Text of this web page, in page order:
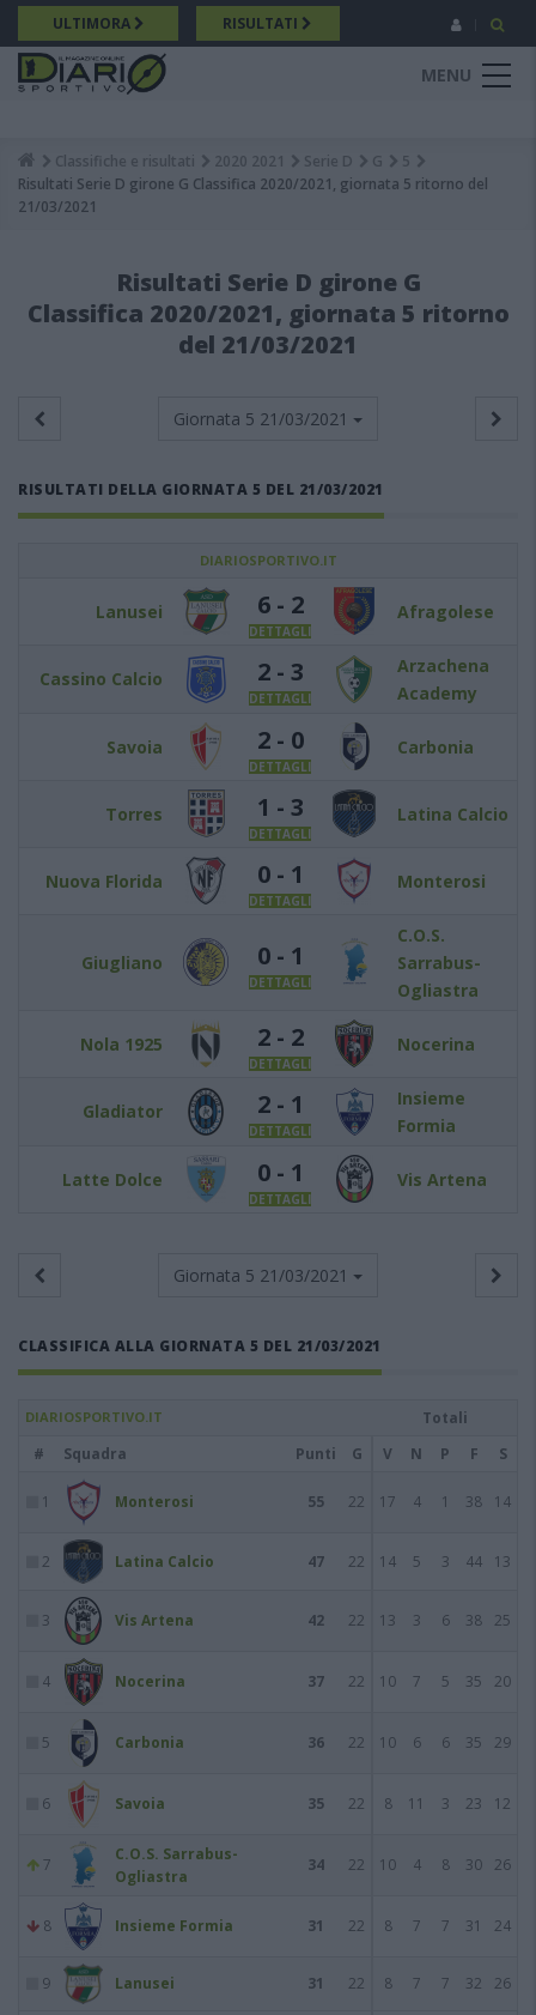
Salta
al
contenuto
principale
ULTIMORA RISULTATI
MENU
Breadcrumb
Classifiche e risultati 2020 2021 Serie D G
5
Risultati Serie D girone G Classifica 2020/2021, giornata 5 ritorno del
21/03/2021
Risultati Serie D girone G
Classifica 2020/2021, giornata 5 ritorno
del 21/03/2021
Giornata 5 21/03/2021
RISULTATI DELLA GIORNATA 5 DEL 21/03/2021
DIARIOSPORTIVO.IT
Lanusei 6 - 2
DETTAGLI
Afragolese
Cassino Calcio 2 - 3
DETTAGLI
Arzachena
Academy
Savoia 2 - 0
DETTAGLI
Carbonia
Torres 1 - 3
DETTAGLI
Latina Calcio
Nuova Florida 0 - 1
DETTAGLI
Monterosi
Giugliano 0 - 1
DETTAGLI
C.O.S.
Sarrabus-
Ogliastra
Nola 1925 2 - 2
DETTAGLI
Nocerina
Gladiator 2 - 1
DETTAGLI
Insieme
Formia
Latte Dolce 0 - 1
DETTAGLI
Vis Artena
Giornata 5 21/03/2021
CLASSIFICA ALLA GIORNATA 5 DEL 21/03/2021
DIARIOSPORTIVO.IT
Totali
#
Squadra Punti G V N P F S
1 Monterosi 55 22 17 4 1 38 14
2 Latina Calcio 47 22 14 5 3 44 13
3 Vis Artena 42 22 13 3 6 38 25
4 Nocerina 37 22 10 7 5 35 20
5 Carbonia 36 22 10 6 6 35 29
6 Savoia 35 22 8 11 3 23 12
7
C.O.S. Sarrabus-
Ogliastra
34 22 10 4 8 30 26
8 Insieme Formia 31 22 8 7 7 31 24
9 Lanusei 31 22 8 7 7 32 26